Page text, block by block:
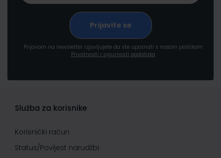
Prijavom na newsletter izjavljujete da ste upoznati s našom politikom
Privatnosti i sigurnosti podataka
Služba za korisnike
Korisnički račun
Status/Povijest narudžbi